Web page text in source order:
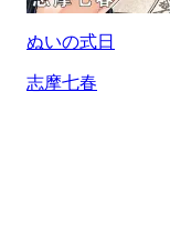
ぬいの式日
志摩七春